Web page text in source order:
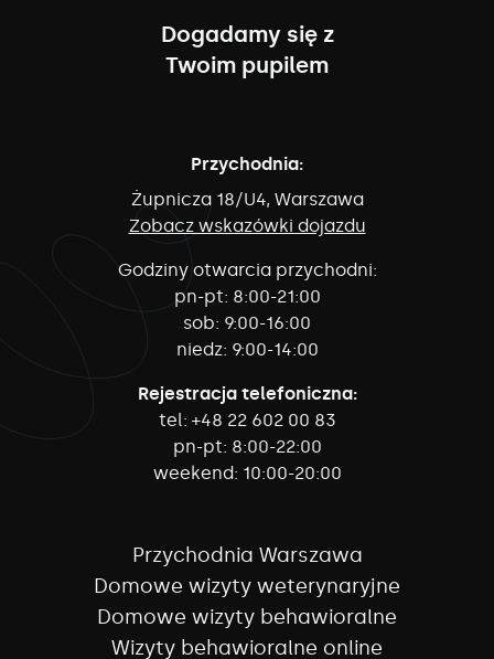
Dogadamy się z
Twoim pupilem
Przychodnia:
Żupnicza 18/U4, Warszawa
Zobacz wskazówki dojazdu
Godziny otwarcia przychodni:
pn-pt: 8:00-21:00
sob: 9:00-16:00
niedz: 9:00-14:00
Rejestracja telefoniczna:
tel: +48 22 602 00 83
pn-pt: 8:00-22:00
weekend: 10:00-20:00
Przychodnia Warszawa
Domowe wizyty weterynaryjne
Domowe wizyty behawioralne
Wizyty behawioralne online